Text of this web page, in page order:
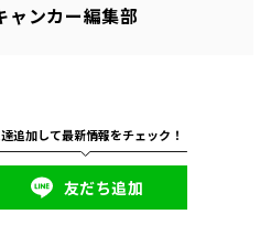
ャンカー編集部
友だち追加